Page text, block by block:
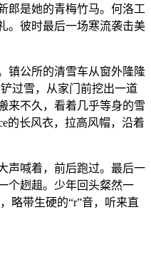
郎是她的青梅竹马。何洛工
。彼时最后一场寒流袭击美
镇公所的清雪车从窗外隆隆
过雪，从家门前挖出一道
来不久，看着几乎等身的雪
的长风衣，拉高风帽，沿着
声喊着，前后跑过。最后一
个趔趄。少年回头粲然一
略带生硬的“r”音，听来直